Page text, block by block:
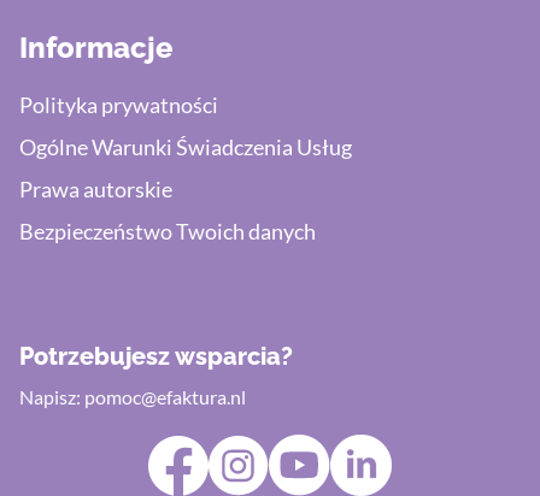
Informacje
Polityka prywatności
Ogólne Warunki Świadczenia Usług
Prawa autorskie
Bezpieczeństwo Twoich danych
Potrzebujesz wsparcia?
Napisz: pomoc@efaktura.nl